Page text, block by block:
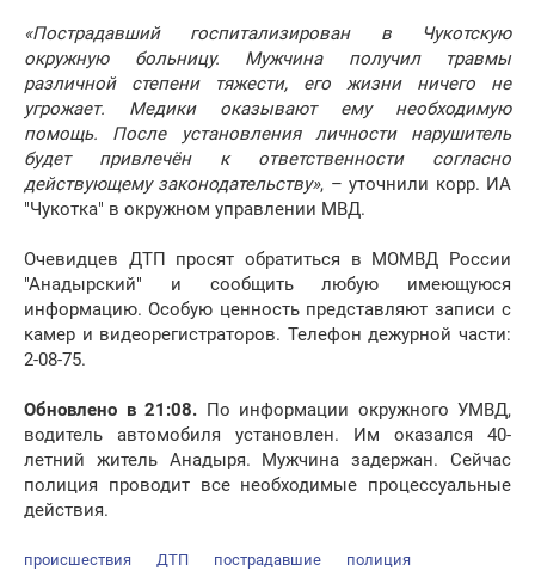
«Пострадавший госпитализирован в Чукотскую
окружную больницу. Мужчина получил травмы
различной степени тяжести, его жизни ничего не
угрожает. Медики оказывают ему необходимую
помощь. После установления личности нарушитель
будет привлечён к ответственности согласно
действующему законодательству», – уточнили корр. ИА
"Чукотка" в окружном управлении МВД.
Очевидцев ДТП просят обратиться в МОМВД России
"Анадырский" и сообщить любую имеющуюся
информацию. Особую ценность представляют записи с
камер и видеорегистраторов. Телефон дежурной части:
2-08-75.
Обновлено в 21:08. По информации окружного УМВД,
водитель автомобиля установлен. Им оказался 40-
летний житель Анадыря. Мужчина задержан. Сейчас
полиция проводит все необходимые процессуальные
действия.
происшествия ДТП пострадавшие полиция